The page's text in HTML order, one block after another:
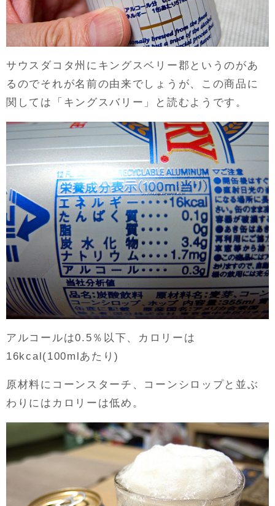
サウスダコタ州にキングスベリー郡というのがあ
るのでそれが名前の由来でしょうが、この商品に
関しては「キングスバリー」と読むようです。
アルコールは0.5％以下、カロリーは
16kcal(100mlあたり)
原材料にコーンスターチ、コーンシロップと並ぶ
わりにはカロリーは低め。